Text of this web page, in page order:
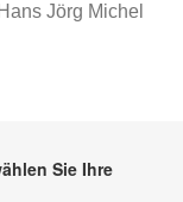
Jörg Michel
Sie Ihre